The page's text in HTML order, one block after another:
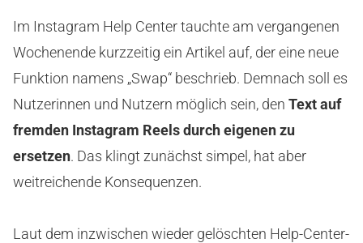
Im Instagram Help Center tauchte am vergangenen
Wochenende kurzzeitig ein Artikel auf, der eine neue
Funktion namens „Swap“ beschrieb. Demnach soll es
Nutzerinnen und Nutzern möglich sein, den Text auf
fremden Instagram Reels durch eigenen zu
ersetzen. Das klingt zunächst simpel, hat aber
weitreichende Konsequenzen.
Laut dem inzwischen wieder gelöschten Help-Center-